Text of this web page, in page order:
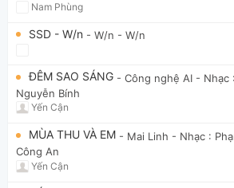
Nam Phùng
SSD - W/n - W/n - W/n
ĐÊM SAO SÁNG - Công nghệ AI - Nhạc
Nguyễn Bính
Yến Cận
MÙA THU VÀ EM - Mai Linh - Nhạc :
Công An
Yến Cận